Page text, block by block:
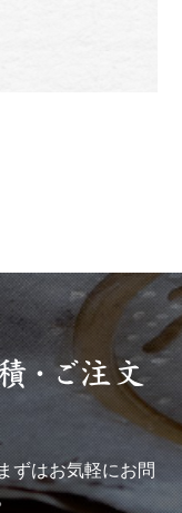
ずはお気軽にお問